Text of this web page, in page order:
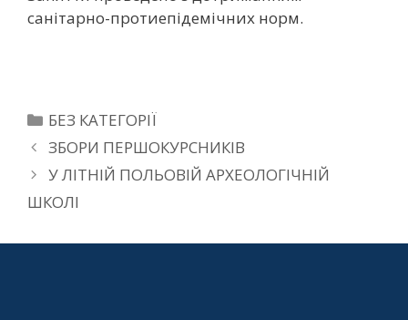
санітарно-протиепідемічних норм.
БЕЗ КАТЕГОРІЇ
ЗБОРИ ПЕРШОКУРСНИКІВ
У ЛІТНІЙ ПОЛЬОВІЙ АРХЕОЛОГІЧНІЙ
ШКОЛІ